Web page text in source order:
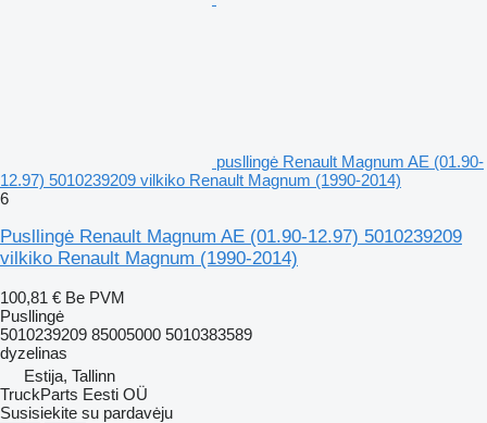
pusllingė Renault Magnum AE (01.90-
12.97) 5010239209 vilkiko Renault Magnum (1990-2014)
6
Pusllingė Renault Magnum AE (01.90-12.97) 5010239209
vilkiko Renault Magnum (1990-2014)
100,81 € Be PVM
Pusllingė
5010239209 85005000 5010383589
dyzelinas
Estija, Tallinn
TruckParts Eesti OÜ
Susisiekite su pardavėju